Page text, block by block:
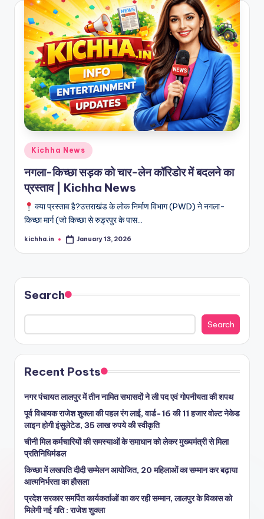
Kichha News
नगला-किच्छा सड़क को चार-लेन कॉरिडोर में बदलने का
प्रस्ताव | Kichha News
क्या प्रस्ताव है?उत्तराखंड के लोक निर्माण विभाग (PWD) ने नगला-
किच्छा मार्ग (जो किच्छा से रुड़्रपुर के पास…
kichha.in January 13, 2026
Search
Search
Recent Posts
नगर पंचायत लालपुर में तीन नामित सभासदों ने ली पद एवं गोपनीयता की शपथ
पूर्व विधायक राजेश शुक्ला की पहल रंग लाई, वार्ड-16 की 11 हजार वोल्ट नेकेड
लाइन होगी इंसुलेटेड, 35 लाख रुपये की स्वीकृति
चीनी मिल कर्मचारियों की समस्याओं के समाधान को लेकर मुख्यमंत्री से मिला
प्रतिनिधिमंडल
किच्छा में लखपति दीदी सम्मेलन आयोजित, 20 महिलाओं का सम्मान कर बढ़ाया
आत्मनिर्भरता का हौसला
प्रदेश सरकार समर्पित कार्यकर्ताओं का कर रही सम्मान, लालपुर के विकास को
मिलेगी नई गति : राजेश शुक्ला